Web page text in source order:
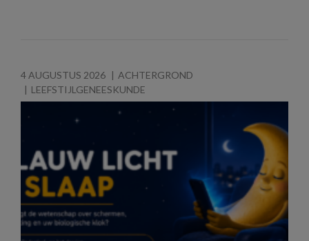
4 AUGUSTUS 2026
ACHTERGROND
LEEFSTIJLGENEESKUNDE